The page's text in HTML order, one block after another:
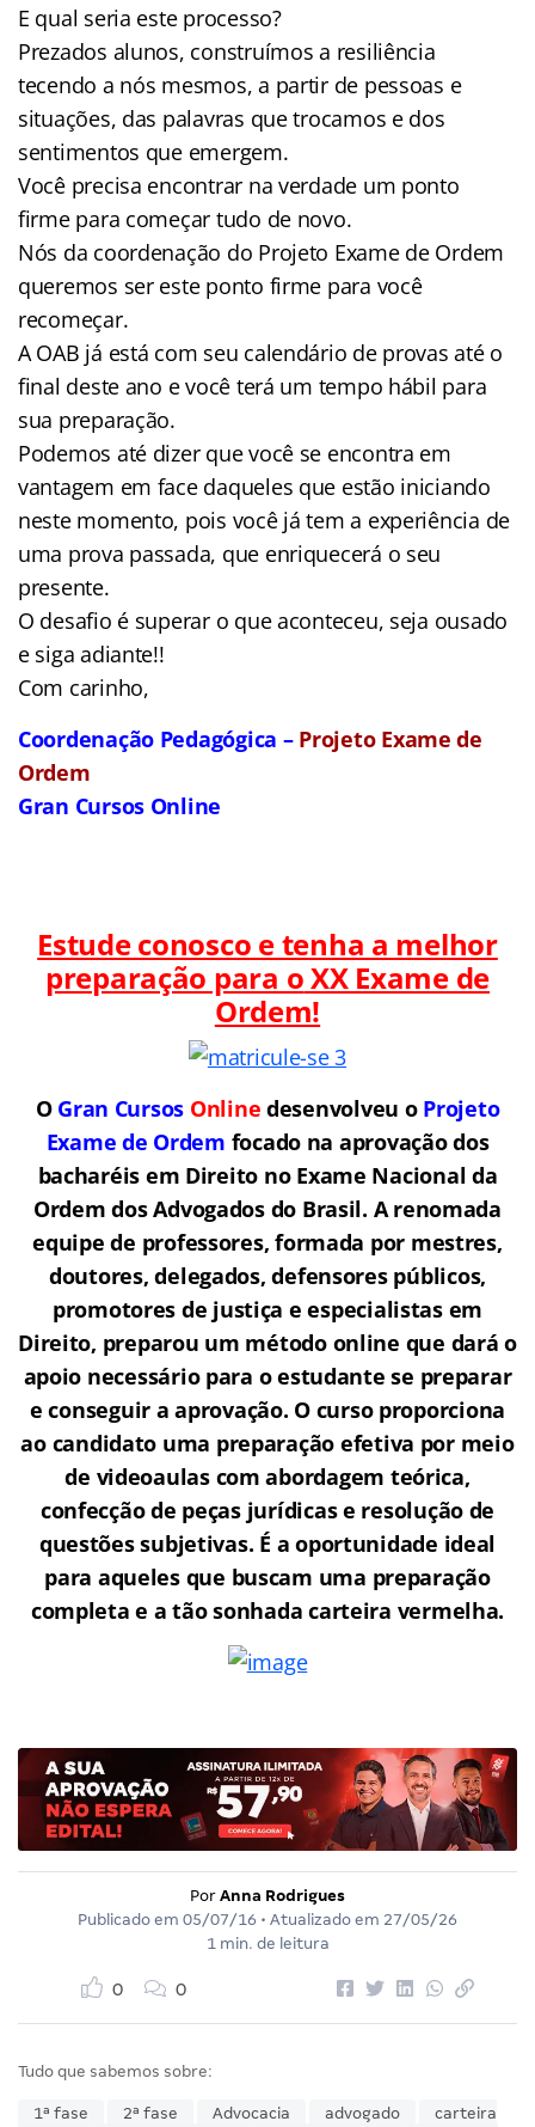
E qual seria este processo?
Prezados alunos, construímos a resiliência
tecendo a nós mesmos, a partir de pessoas e
situações, das palavras que trocamos e dos
sentimentos que emergem.
Você precisa encontrar na verdade um ponto
firme para começar tudo de novo.
Nós da coordenação do Projeto Exame de Ordem
queremos ser este ponto firme para você
recomeçar.
A OAB já está com seu calendário de provas até o
final deste ano e você terá um tempo hábil para
sua preparação.
Podemos até dizer que você se encontra em
vantagem em face daqueles que estão iniciando
neste momento, pois você já tem a experiência de
uma prova passada, que enriquecerá o seu
presente.
O desafio é superar o que aconteceu, seja ousado
e siga adiante!!
Com carinho,
Coordenação Pedagógica – Projeto Exame de
Ordem
Gran Cursos Online
Estude conosco e tenha a melhor
preparação para oXX Exame de
Ordem!
O Gran Cursos Online desenvolveu o Projeto
Exame de Ordem focado na aprovação dos
bacharéis em Direito no Exame Nacional da
Ordem dos Advogados do Brasil. A renomada
equipe de professores, formada por mestres,
doutores, delegados, defensores públicos,
promotores de justiça e especialistas em
Direito, preparou um método online que dará o
apoio necessário para o estudante se preparar
e conseguir a aprovação. O curso proporciona
ao candidato uma preparação efetiva por meio
de videoaulas com abordagem teórica,
confecção de peças jurídicas e resolução de
questões subjetivas. É a oportunidade ideal
para aqueles que buscam uma preparação
completa e a tão sonhada carteira vermelha.
Por Anna Rodrigues
Publicado em 05/07/16 • Atualizado em 27/05/26
1 min. de leitura
0 0
Tudo que sabemos sobre:
1ª fase 2ª fase Advocacia advogado carteira